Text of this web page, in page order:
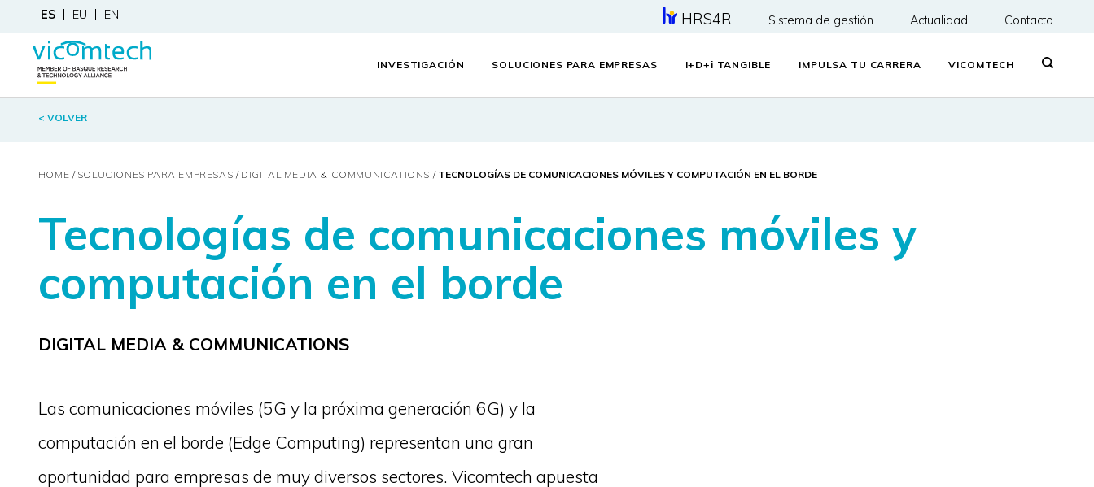
ES EU EN HRS4R Sistema de gestión Actualidad Contacto
INVESTIGACIÓN SOLUCIONES PARA EMPRESAS I+D+ i TANGIBLE IMPULSA TU CARRERA VICOMTECH
< VOLVER
HOME SOLUCIONES PARA EMPRESAS DIGITAL MEDIA & COMMUNICATIONS TECNOLOGÍAS DE COMUNICACIONES MÓVILES Y COMPUTACIÓN EN EL BORDE
Tecnologías de comunicaciones móviles y
computación en el borde
DIGITAL MEDIA & COMMUNICATIONS
Las comunicaciones móviles (5G y la próxima generación 6G) y la
computación en el borde (Edge Computing) representan una gran
oportunidad para empresas de muy diversos sectores. Vicomtech apuesta